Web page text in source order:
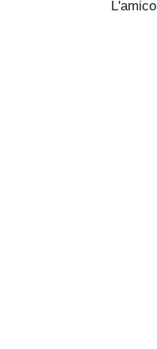
L'amico